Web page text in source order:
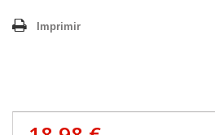
Imprimir